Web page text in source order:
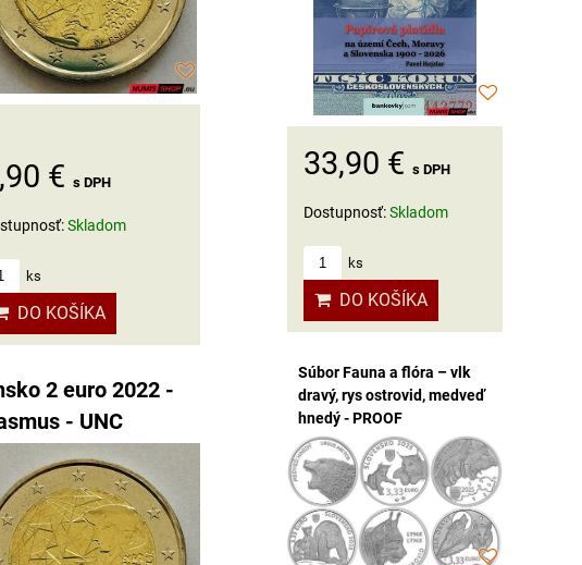
€s DPH
Skladom
ks
DO KOŠÍKA
2 euro 2022 -
- UNC
33,90 € s DPH
Dostupnosť:Skladom
ks
DO KOŠÍKA
Súbor Fauna a flóra – vlk
dravý, rys ostrovid, medveď
hnedý - PROOF